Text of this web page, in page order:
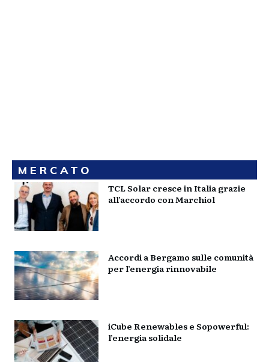
MERCATO
TCL Solar cresce in Italia grazie
all’accordo con Marchiol
Accordi a Bergamo sulle comunità
per l’energia rinnovabile
iCube Renewables e Sopowerful:
l’energia solidale